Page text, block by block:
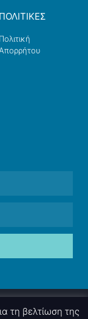
ΠΟΛΙΤΙΚΕΣ
Πολιτική
τη βελτίωση της